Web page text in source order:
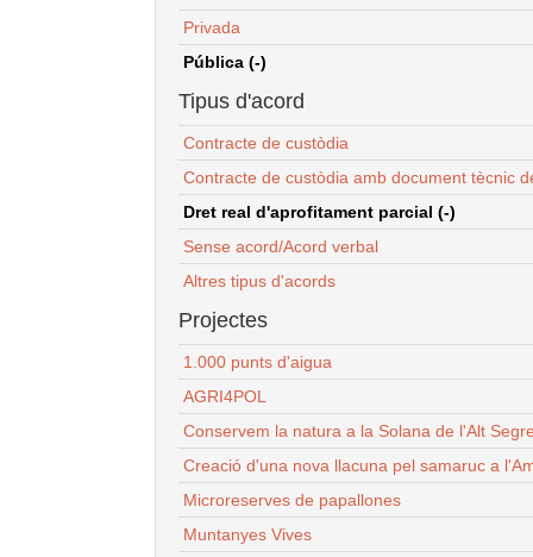
Privada
Pública (-)
Tipus d'acord
Contracte de custòdia
Contracte de custòdia amb document tècnic
Dret real d'aprofitament parcial (-)
Sense acord/Acord verbal
Altres tipus d'acords
Projectes
1.000 punts d'aigua
AGRI4POL
Conservem la natura a la Solana de l'Alt
Creació d'una nova llacuna pel samaruc a
Microreserves de papallones
Muntanyes Vives